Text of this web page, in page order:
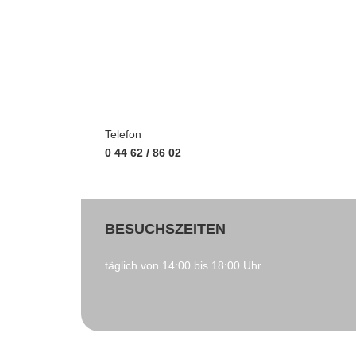
Telefon
0 44 62 / 86 02
BESUCHSZEITEN
täglich von 14:00 bis 18:00 Uhr